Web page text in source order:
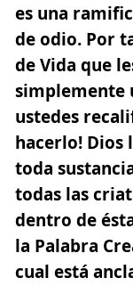
es una
de odio. Por
de Vida que
simplemente
ustedes
hacerlo! Dios
toda
todas las
dentro de
la Palabra
cual está